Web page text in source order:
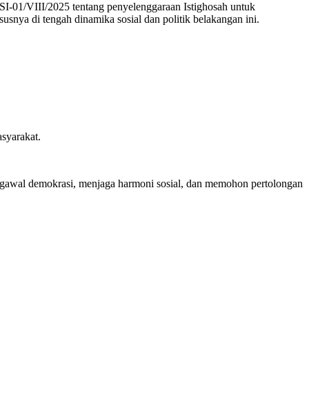
01/VIII/2025 tentang penyelenggaraan Istighosah untuk
di tengah dinamika sosial dan politik belakangan ini.
demokrasi, menjaga harmoni sosial, dan memohon pertolongan